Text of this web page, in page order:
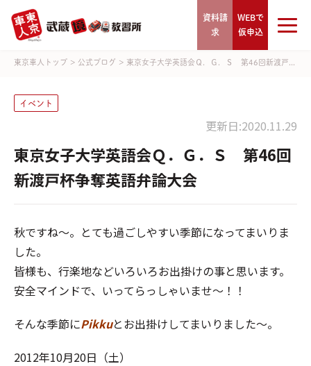
資料請
求
WEBで
仮申込
東京車人トップ > 公式ブログ > 東京女子大学英語会Ｑ．Ｇ．Ｓ 第46回新渡戸...
イベント
更新日:2020.11.29
東京女子大学英語会Ｑ．Ｇ．Ｓ 第46回
新渡戸杯争奪英語弁論大会
秋ですね～。とても過ごしやすい季節になってまいりま
した。
皆様も、行楽地などいろいろお出掛けの事と思います。
安全マインドで、いってらっしゃいませ～！！
そんな季節にPikkuとお出掛けしてまいりました～。
2012年10月20日（土）